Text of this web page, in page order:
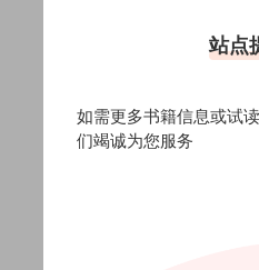
站点
如需更多书籍信息或试
们竭诚为您服务